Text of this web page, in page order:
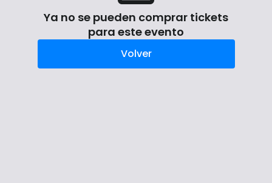
Ya no se pueden comprar tickets
para este evento
Volver